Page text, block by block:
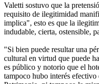
Valetti sostuvo que la
requisito de ilegitimidad
implica", esto es que la
indudable, cierta, ostensible,
"Si bien puede resultar una
cultural en virtud que puede
es público y notorio que el
tampoco hubo interés